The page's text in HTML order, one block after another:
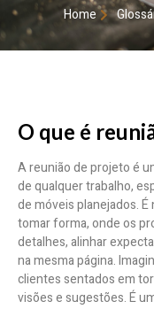
Home
O que é
A reunião de projeto é
de qualquer trabalho,
de móveis planejados.
tomar forma, onde os
detalhes, alinhar
na mesma página.
clientes sentados em
visões e sugestões. É